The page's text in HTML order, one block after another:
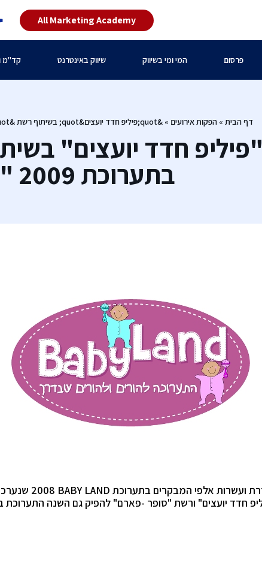
All Marketing Academy
פרסום המי ומי בשיווק שיווק באינטרנט קד"מ
דף הבית » הפקות אירועים » &quot;פיליפ חדד יועצים&quot; בשיתוף רשת &quot;סופר- פארם&quot; בתערוכת 2009 &quot;BABY LAND&quot;
"פיליפ חדד יועצים"
בתערוכת 2009 "BABY LAND"
ועשרות אלפי המבקרים בתערוכת BABY LAND
2008
חדד יועצים" ורשת "סופר -פארם" להפיק גם השנה